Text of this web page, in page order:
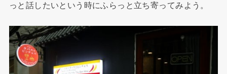
っと話したいという時にふらっと立ち寄ってみよう。